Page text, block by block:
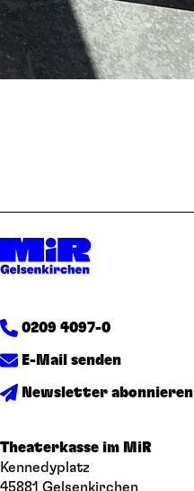
0209 4097-0
E-Mail senden
Newsletter abonnieren
Theaterkasse im MiR
Kennedyplatz
45881 Gelsenkirchen